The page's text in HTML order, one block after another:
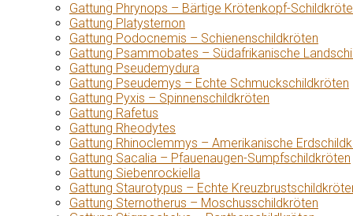
Gattung Phrynops – Bärtige Krötenkopf-
Gattung Platysternon
Gattung Podocnemis – Schienenschildkröten
Gattung Psammobates – Südafrikanische
Gattung Pseudemydura
Gattung Pseudemys – Echte Schmuckschildkröten
Gattung Pyxis – Spinnenschildkröten
Gattung Rafetus
Gattung Rheodytes
Gattung Rhinoclemmys – Amerikanische
Gattung Sacalia – Pfauenaugen-Sumpfschildkröten
Gattung Siebenrockiella
Gattung Staurotypus – Echte
Gattung Sternotherus – Moschusschildkröten